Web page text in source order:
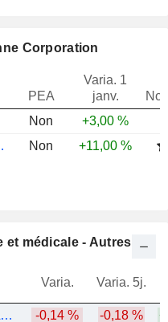
Corporation
PEA
Varia. 1
janv.
Non
+3,00 %
ACC
Non +11,00 %
et médicale - Autres
Varia. Varia. 5j.
BIO-TECHNE CORPORATION -0,14 % -0,18 %